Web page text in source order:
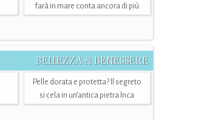
farà in mare conta ancora di più
BELLEZZA & BENESSERE
Pelle dorata e protetta? Il segreto
si cela in un’antica pietra Inca